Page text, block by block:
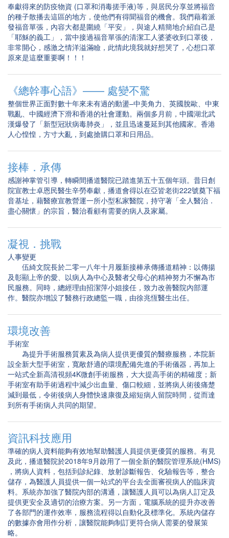
奉獻得來的防疫物資 (口罩和消毒搓手液)等，與居民分享並將福音
的種子散播去這區的地方，使他們有得聞福音的機會。我們藉着派
發福音單張，內容大都是圍繞「平安」，與途人精簡地介紹自己是
「耶穌的義工」，當中接過福音單張的清潔工人婆婆收到口罩後，
非常開心，感激之情洋溢滿瞼，此情此境我就好想哭了，心想口罩
原來是這麼重要啊！！！
《總幹事心語》—— 處變不驚
整個世界正面對數十年來未有過的動盪–中美角力、英國脫歐、中東
戰亂、中國經濟下滑和香港的社會運動。兩個多月前，中國湖北武
漢爆發了「新型冠狀病毒肺炎」，並且迅速蔓延到其他國家。香港
人心惶惶，方寸大亂，到處搶購口罩和日用品。
接棒．承傳
感謝神掌管引導，轉瞬間播道醫院已踏進第五十五個年頭。昔日創
院宣教士卓恩民醫生辛勞奉獻，播道會得以在亞皆老街222號奠下福
音基址，藉醫療宣教營運一所小型私家醫院，持守著「全人醫治．
盡心關懷」的宗旨，醫治看顧有需要的病人及家屬。
凝視．挑戰
人事變更
伍綺文院長於二零一八年十月履新接棒承傳播道精神：以傳揚
及彰顯上帝的愛、以病人為中心及醫者父母心的精神努力不懈為市
民服務。同時，總經理由招潔萍小姐接任，致力改善醫院內部運
作。醫院亦增設了醫務行政總監一職，由徐兆恆醫生出任。
環境改善
手術室
為提升手術服務質素及為病人提供更優質的醫療服務，本院新
設全新大型手術室，寬敞舒適的環境配備先進的手術儀器，再加上
一站式全新高清視頻4K微創手術服務，大大提高手術的精確度；新
手術室有助手術過程中減少出血量、傷口較細，並將病人術後痛楚
減到最低，令術後病人身體快速康復及縮短病人留院時間，從而達
到所有手術病人共同的期望。
資訊科技應用
準確的病人資料能夠有效地幫助醫護人員提供更優質的服務。有見
及此，播道醫院於2018年9月啟用了一個全新的醫院管理系統(HMS)
，將病人資料，包括到診紀錄、放射診斷報告、化驗報告等，整合
儲存，為醫護人員提供一個一站式的平台去全面審視病人的臨床資
料。系統亦加強了醫院內部的溝通，讓醫護人員可以為病人訂定及
提供更安全及適切的治療方案。另一方面，電腦系統的提升亦改善
了各部門的運作效率，服務流程得以自動化及標準化。系統內儲存
的數據亦會用作分析，讓醫院能夠制訂更符合病人需要的發展策
略。